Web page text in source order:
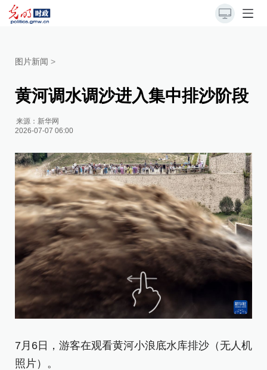
图片新闻 >
黄河调水调沙进入集中排沙阶段
来源： 新华网
2026-07-07 06:00
7月6日，游客在观看黄河小浪底水库排沙（无人机
照片）。